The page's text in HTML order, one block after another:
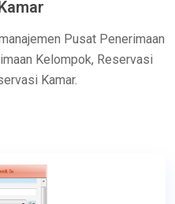
Pusat Penerimaan
Kelompok, Reservasi
Kamar.